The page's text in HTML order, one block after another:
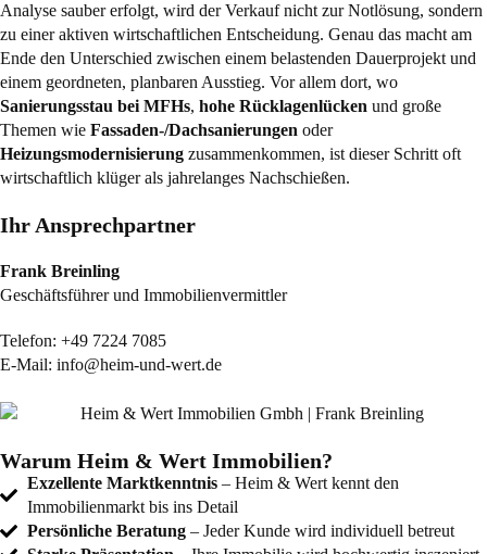
Analyse sauber erfolgt, wird der Verkauf nicht zur Notlösung, sondern
zu einer aktiven wirtschaftlichen Entscheidung. Genau das macht am
Ende den Unterschied zwischen einem belastenden Dauerprojekt und
einem geordneten, planbaren Ausstieg. Vor allem dort, wo
Sanierungsstau bei MFHs, hohe Rücklagenlücken und große
Themen wie Fassaden-/Dachsanierungen oder
Heizungsmodernisierung zusammenkommen, ist dieser Schritt oft
wirtschaftlich klüger als jahrelanges Nachschießen.
Ihr Ansprechpartner
Frank Breinling
Geschäftsführer und Immobilienvermittler
Telefon: +49 7224 7085
E-Mail: info@heim-und-wert.de
Warum Heim & Wert Immobilien?
Exzellente Marktkenntnis – Heim & Wert kennt den
Immobilienmarkt bis ins Detail
Persönliche Beratung – Jeder Kunde wird individuell betreut